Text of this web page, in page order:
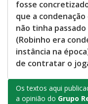
fosse
que a
não tinha
(Robinho era
instância na
de contratar o
Os textos aqui
a opinião do Grupo